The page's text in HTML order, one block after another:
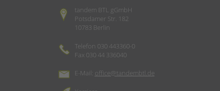
tandem BTL gGmbH
Potsdamer Str. 182
10783 Berlin
Telefon 030 443360-0
Fax 030 44 336040
E-Mail: office@tandembtl.de